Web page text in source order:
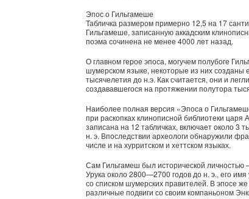
Эпос о Гильгамеше
Табличка размером примерно 12,5 на 17
Гильгамеше, записанную аккадским
поэма сочинена не менее 4000 лет назад.
О главном герое эпоса, могучем полубоге
шумерском языке, некоторые из них созданы
тысячелетия до н.э. Как считается, они и
создававшегося на протяжении полутора
Наиболее полная версия «Эпоса о
при раскопках клинописной библиотеки
записана на 12 табличках, включает около 3
н. э. Впоследствии археологи обнаружили
числе и на хурритском и хеттском языках.
Сам Гильгамеш был исторической личностью
Урука около 2800—2700 годов до н. э., его
со списком шумерских правителей. В эпосе
различные подвиги со своим компаньоном